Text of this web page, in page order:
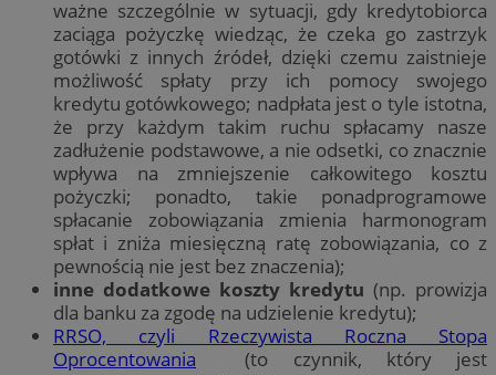
ważne szczególnie w sytuacji, gdy kredytobiorca
zaciąga pożyczkę wiedząc, że czeka go zastrzyk
gotówki z innych źródeł, dzięki czemu zaistnieje
możliwość spłaty przy ich pomocy swojego
kredytu gotówkowego; nadpłata jest o tyle istotna,
że przy każdym takim ruchu spłacamy nasze
zadłużenie podstawowe, a nie odsetki, co znacznie
wpływa na zmniejszenie całkowitego kosztu
pożyczki; ponadto, takie ponadprogramowe
spłacanie zobowiązania zmienia harmonogram
spłat i zniża miesięczną ratę zobowiązania, co z
pewnością nie jest bez znaczenia);
inne dodatkowe koszty kredytu (np. prowizja
dla banku za zgodę na udzielenie kredytu);
RRSO, czyli Rzeczywista Roczna Stopa
Oprocentowania (to czynnik, który jest